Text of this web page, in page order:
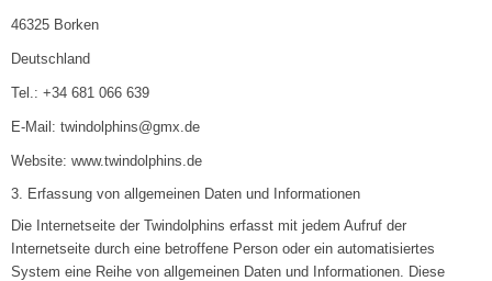
46325 Borken
Deutschland
Tel.: +34 681 066 639
E-Mail: twindolphins@gmx.de
Website: www.twindolphins.de
3. Erfassung von allgemeinen Daten und Informationen
Die Internetseite der Twindolphins erfasst mit jedem Aufruf der
Internetseite durch eine betroffene Person oder ein automatisiertes
System eine Reihe von allgemeinen Daten und Informationen. Diese